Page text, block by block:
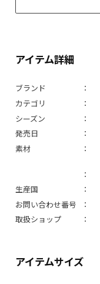
アイテム詳細
ブランド
カテゴリ
シーズン
発売日
素材
生産国
お問い合わせ番号
取扱ショップ
アイテムサイズ